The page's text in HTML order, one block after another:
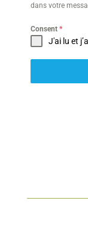
dans votre
Consent*
J'ai lu et